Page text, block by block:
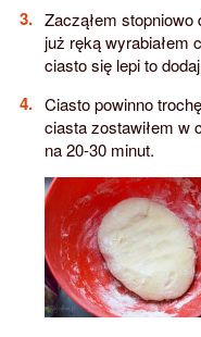
Zacząłem stopniowo
już ręką wyrabiałem
ciasto się lepi to
Ciasto powinno
ciasta zostawiłem w
na 20-30 minut.